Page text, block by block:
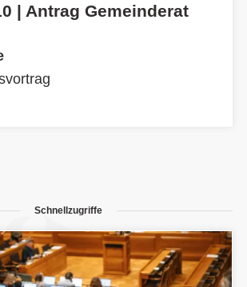
| Antrag Gemeinderat
Schnellzugriffe